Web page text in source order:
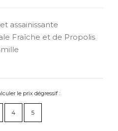
assainissante
Fraîche et de Propolis
le prix dégressif :
4 5